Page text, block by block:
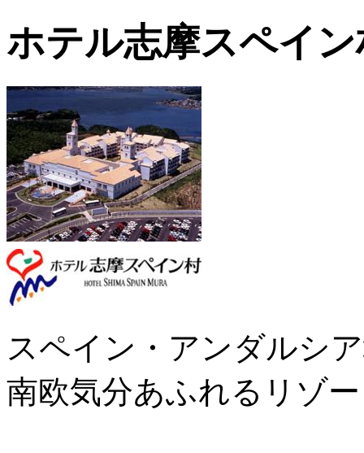
ホテル志摩スペイ
スペイン・アンダルシ
南欧気分あふれるリゾ